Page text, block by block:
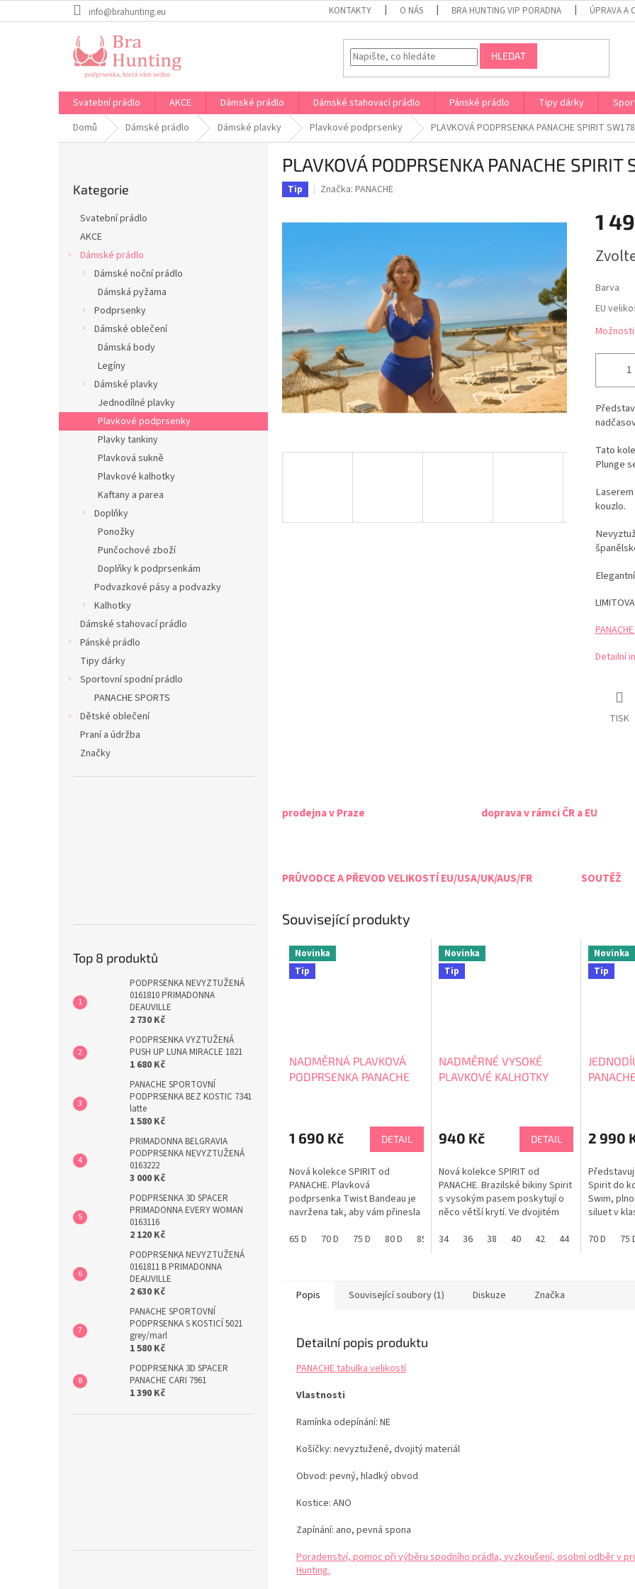
na
info@brahunting.eu KONTAKTY O NÁS BRA HUNTING VIP PORADNA ÚPRAVA A
HLEDAT
Svatební prádlo AKCE Dámské prádlo Dámské stahovací prádlo Pánské prádlo Tipy dárky
Domů
Dámské prádlo Dámské plavky Plavkové podprsenky PLAVKOVÁ PODPRSENKA PANACHE SPIRIT
kategorie
Kategorie
Svatební prádlo
AKCE
Dámské prádlo
Dámské noční prádlo
Dámská pyžama
Podprsenky
Dámské oblečení
Dámská body
Legíny
Dámské plavky
Jednodílné plavky
Plavkové podprsenky
Plavky tankiny
Plavková sukně
Plavkové kalhotky
Kaftany a parea
Doplňky
Ponožky
Punčochové zboží
Doplňky k podprsenkám
Podvazkové pásy a podvazky
Kalhotky
Dámské stahovací prádlo
Pánské prádlo
Tipy dárky
Sportovní spodní prádlo
PANACHE SPORTS
Dětské oblečení
Praní a údržba
Značky
Top 8 produktů
PODPRSENKA NEVYZTUŽENÁ
0161810 PRIMADONNA
DEAUVILLE
2 730 Kč
PODPRSENKA VYZTUŽENÁ
PUSH UP LUNA MIRACLE 1821
1 680 Kč
PANACHE SPORTOVNÍ
PODPRSENKA BEZ KOSTIC 7341
latte
1 580 Kč
PRIMADONNA BELGRAVIA
PODPRSENKA NEVYZTUŽENÁ
0163222
3 000 Kč
PODPRSENKA 3D SPACER
PRIMADONNA EVERY WOMAN
0163116
2 120 Kč
PODPRSENKA NEVYZTUŽENÁ
0161811 B PRIMADONNA
DEAUVILLE
2 630 Kč
PANACHE SPORTOVNÍ
PODPRSENKA S KOSTICÍ 5021
grey/marl
1 580 Kč
PODPRSENKA 3D SPACER
PANACHE CARI 7961
1 390 Kč
PLAVKOVÁ PODPRSENKA PANACHE SPIRIT
Tip Značka: PANACHE
1
cena:
Barva
EU
Tato
Plunge
kouzlo.
Detailní
TISK
prodejna v Praze doprava v rámci ČR a EU
PRŮVODCE A PŘEVOD VELIKOSTÍ EU/USA/UK/AUS/FR SOUTĚŽ
Související produkty
Novinka
Tip
NADMĚRNÁ PLAVKOVÁ
PODPRSENKA PANACHE
1 690 Kč DETAIL
Nová kolekce SPIRIT od
PANACHE. Plavková
podprsenka Twist Bandeau je
navržena tak, aby vám přinesla
vody. Je vyrobena pro
spoléháte a to i bez ramínek.
65 D 70 D 75 D 80 D 85 D 65 E 70 E 75 E 80 E 85 E 65 F
Novinka
Tip
NADMĚRNÉ VYSOKÉ
PLAVKOVÉ KALHOTKY
940 Kč DETAIL
Nová kolekce SPIRIT od
PANACHE. Brazilské bikiny Spirit
s vysokým pasem poskytují o
něco větší krytí. Ve dvojitém
časti pro sjednocení břicha.
speciální luxusní texturované...
34 36 38 40 42 44 46
Novinka
Tip
2 990
Spirit do
Swim,
siluet v
hlubokým
70 D 75
Popis Související soubory (1) Diskuze Značka
Detailní popis produktu
PANACHE tabulka velikostí
Vlastnosti
Ramínka odepínání: NE
Košíčky: nevyztužené, dvojitý materiál
Obvod: pevný, hladký obvod
Kostice: ANO
Zapínání: ano, pevná spona
Poradenství, pomoc při výběru spodního prádla, vyzkoušení, osobní odběr v
Hunting.